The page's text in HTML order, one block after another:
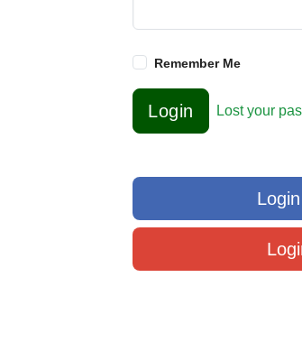
Remember Me
Login Lost your